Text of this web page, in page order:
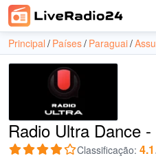
Principal Países Paraguai
Radio Ultra Dance
Classificação: 4.1